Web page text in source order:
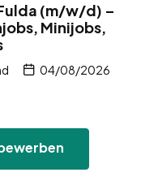
(m/w/d) –
Minijobs,
04/08/2026